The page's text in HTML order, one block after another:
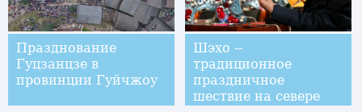
Празднование
Гуцзанцзе в
провинции Гуйчжоу
Шэхо --
традиционное
праздничное
шествие на севере